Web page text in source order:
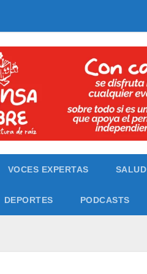
VOCES EXPERTAS SALUD
DEPORTES PODCASTS